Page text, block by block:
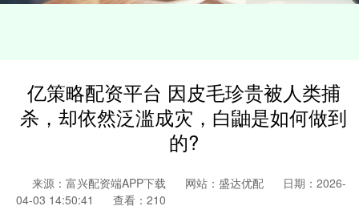
亿策略配资平台 因皮毛珍贵被人类捕
杀，却依然泛滥成灾，白鼬是如何做到
的?
来源：富兴配资端APP下载 网站：盛达优配
日期：2026-
04-03 14:50:41
查看：210